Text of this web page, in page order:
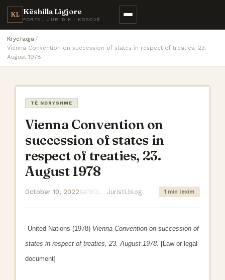
KL Këshilla Ligjore
PORTAL JURIDIK · KOSOVË
Kryefaqja
Vienna Convention on succession of states in respect of treaties, 23.
August 1978
TË NDRYSHME
Vienna Convention on
succession of states in
respect of treaties, 23.
August 1978
October 10, 2022 Juristi.blog 1 min lexim
United Nations (1978) Vienna Convention on succession of
states in respect of treaties, 23. August 1978. [Law or legal
document]